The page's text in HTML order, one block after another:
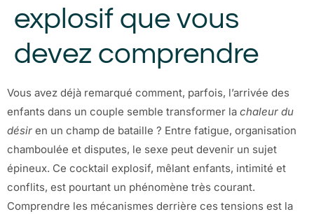
explosif que vous
devez comprendre
Vous avez déjà remarqué comment, parfois, l’arrivée des
enfants dans un couple semble transformer la chaleur du
désir en un champ de bataille ? Entre fatigue, organisation
chamboulée et disputes, le sexe peut devenir un sujet
épineux. Ce cocktail explosif, mêlant enfants, intimité et
conflits, est pourtant un phénomène très courant.
Comprendre les mécanismes derrière ces tensions est la